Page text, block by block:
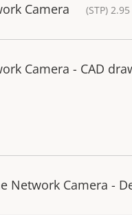
Camera (STP)
Camera - CAD
Network Camera -